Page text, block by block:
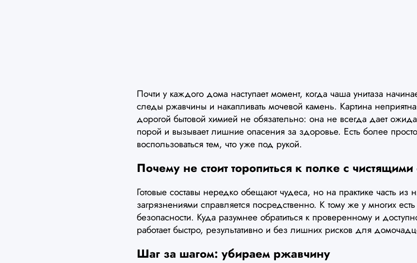
Почти у каждого дома наступает момент, когда чаша унитаза
следы ржавчины и накапливать мочевой камень. Картина
дорогой бытовой химией не обязательно: она не всегда дает
порой и вызывает лишние опасения за здоровье. Есть более
воспользоваться тем, что уже под рукой.
Почему не стоит торопиться к полке с
Готовые составы нередко обещают чудеса, но на практике часть из
загрязнениями справляется посредственно. К тому же у многих
безопасности. Куда разумнее обратиться к проверенному и
работает быстро, результативно и без лишних рисков для
Шаг за шагом: убираем ржавчину